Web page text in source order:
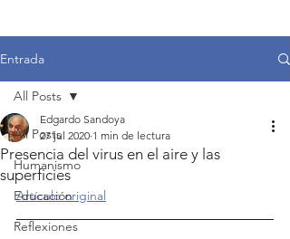
Entrada
All Posts
Humanismo
Educación
Reflexiones
All Posts
Presencia del virus en el aire y las
superficies
Edgardo Sandoya
27 jul 2020 1 min de lectura
Artículo original